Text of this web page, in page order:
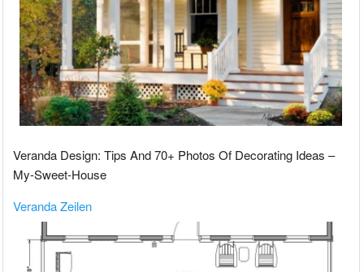
Veranda Design: Tips And 70+ Photos Of Decorating Ideas –
My-Sweet-House
Veranda Zeilen